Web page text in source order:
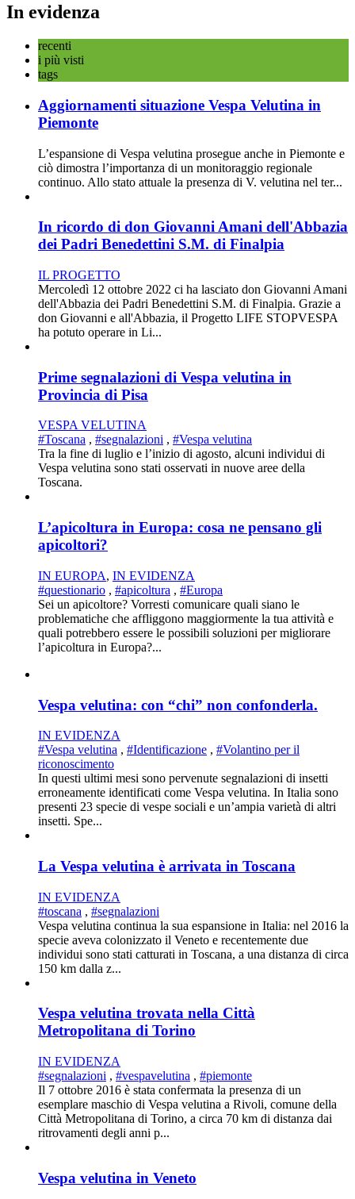
In evidenza
recenti
i più visti
tags
Aggiornamenti situazione Vespa Velutina in
Piemonte
L’espansione di Vespa velutina prosegue anche in Piemonte e
ciò dimostra l’importanza di un monitoraggio regionale
continuo. Allo stato attuale la presenza di V. velutina nel ter...
In ricordo di don Giovanni Amani dell'Abbazia
dei Padri Benedettini S.M. di Finalpia
IL PROGETTO
Mercoledì 12 ottobre 2022 ci ha lasciato don Giovanni Amani
dell'Abbazia dei Padri Benedettini S.M. di Finalpia. Grazie a
don Giovanni e all'Abbazia, il Progetto LIFE STOPVESPA
ha potuto operare in Li...
Prime segnalazioni di Vespa velutina in
Provincia di Pisa
VESPA VELUTINA
#Toscana , #segnalazioni , #Vespa velutina
Tra la fine di luglio e l’inizio di agosto, alcuni individui di
Vespa velutina sono stati osservati in nuove aree della
Toscana.
L’apicoltura in Europa: cosa ne pensano gli
apicoltori?
IN EUROPA, IN EVIDENZA
#questionario , #apicoltura , #Europa
Sei un apicoltore? Vorresti comunicare quali siano le
problematiche che affliggono maggiormente la tua attività e
quali potrebbero essere le possibili soluzioni per migliorare
l’apicoltura in Europa?...
Vespa velutina: con “chi” non confonderla.
IN EVIDENZA
#Vespa velutina , #Identificazione , #Volantino per il
riconoscimento
In questi ultimi mesi sono pervenute segnalazioni di insetti
erroneamente identificati come Vespa velutina. In Italia sono
presenti 23 specie di vespe sociali e un’ampia varietà di altri
insetti. Spe...
La Vespa velutina è arrivata in Toscana
IN EVIDENZA
#toscana , #segnalazioni
Vespa velutina continua la sua espansione in Italia: nel 2016 la
specie aveva colonizzato il Veneto e recentemente due
individui sono stati catturati in Toscana, a una distanza di circa
150 km dalla z...
Vespa velutina trovata nella Città
Metropolitana di Torino
IN EVIDENZA
#segnalazioni , #vespavelutina , #piemonte
Il 7 ottobre 2016 è stata confermata la presenza di un
esemplare maschio di Vespa velutina a Rivoli, comune della
Città Metropolitana di Torino, a circa 70 km di distanza dai
ritrovamenti degli anni p...
Vespa velutina in Veneto